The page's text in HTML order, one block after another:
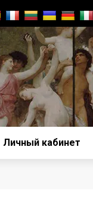
Личный кабинет